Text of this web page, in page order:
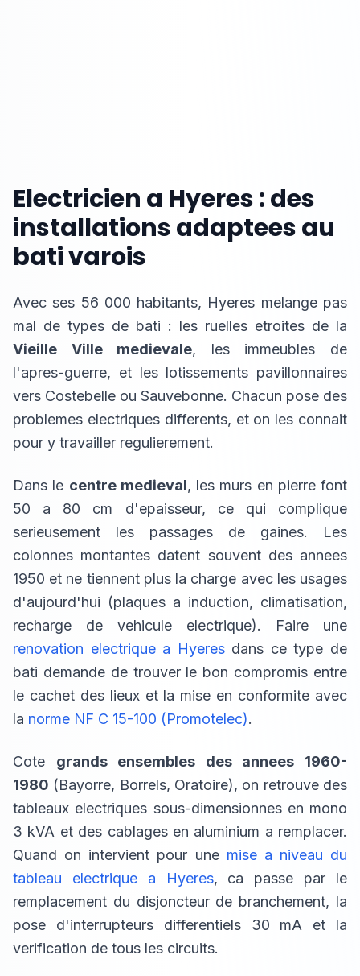
Electricien a Hyeres : des
installations adaptees au
bati varois
Avec ses 56 000 habitants, Hyeres melange pas
mal de types de bati : les ruelles etroites de la
Vieille Ville medievale, les immeubles de
l'apres-guerre, et les lotissements pavillonnaires
vers Costebelle ou Sauvebonne. Chacun pose des
problemes electriques differents, et on les connait
pour y travailler regulierement.
Dans le centre medieval, les murs en pierre font
50 a 80 cm d'epaisseur, ce qui complique
serieusement les passages de gaines. Les
colonnes montantes datent souvent des annees
1950 et ne tiennent plus la charge avec les usages
d'aujourd'hui (plaques a induction, climatisation,
recharge de vehicule electrique). Faire une
renovation electrique a Hyeresdans ce type de
bati demande de trouver le bon compromis entre
le cachet des lieux et la mise en conformite avec
la norme NF C 15-100 (Promotelec).
Cote grands ensembles des annees 1960-
1980 (Bayorre, Borrels, Oratoire), on retrouve des
tableaux electriques sous-dimensionnes en mono
3 kVA et des cablages en aluminium a remplacer.
Quand on intervient pour une mise a niveau du
tableau electrique a Hyeres, ca passe par le
remplacement du disjoncteur de branchement, la
pose d'interrupteurs differentiels 30 mA et la
verification de tous les circuits.